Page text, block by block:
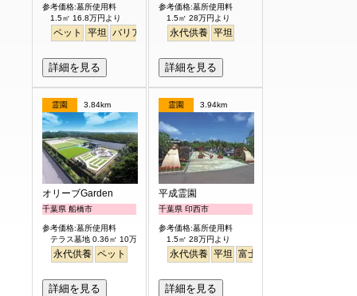
参考価格:墓所使用料
1.5㎡ 16.8万円より
ペット 平坦 バリアフリー 駅から徒歩
詳細を見る
参考価格:墓所使用料
1.5㎡ 28万円より
永代供養 平坦
詳細を見る
霊園 3.84km
オリーブGarden
千葉県 船橋市
参考価格:墓所使用料
テラス墓地 0.36㎡ 10万円より
永代供養 ペット
詳細を見る
霊園 3.94km
平成霊園
千葉県 印西市
参考価格:墓所使用料
1.5㎡ 28万円より
永代供養 平坦 富士山
詳細を見る